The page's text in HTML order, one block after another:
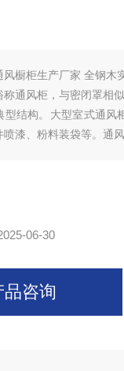
风橱柜生产厂家 全钢木
称通风柜，与密闭罩相
型结构。大型室式通风
喷漆、粉料装袋等。通
06-30
品咨询